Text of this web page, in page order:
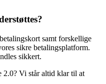
samt forskellige
sikre betalingsplatform.
sikkert.
2.0? Vi står altid klar til at